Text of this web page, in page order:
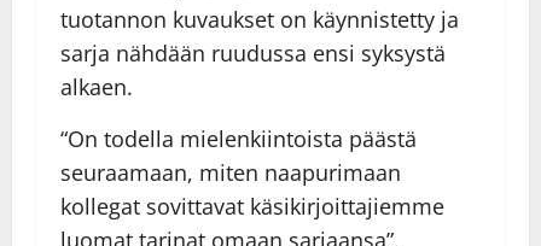
tuotannon kuvaukset on käynnistetty ja
sarja nähdään ruudussa ensi syksystä
alkaen.
“On todella mielenkiintoista päästä
seuraamaan, miten naapurimaan
kollegat sovittavat käsikirjoittajiemme
luomat tarinat omaan sarjaansa”,